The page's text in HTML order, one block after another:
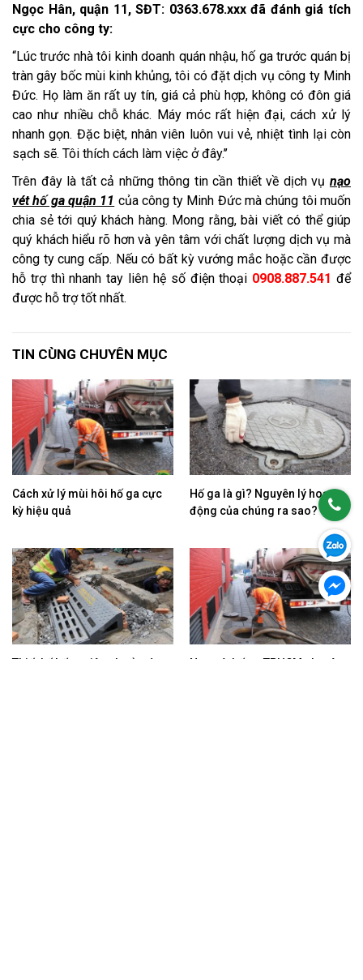
Ngọc Hân, quận 11, SĐT: 0363.678.xxx đã đánh giá tích
cực cho công ty:
“Lúc trước nhà tôi kinh doanh quán nhậu, hố ga trước quán bị
tràn gây bốc mùi kinh khủng, tôi có đặt dịch vụ công ty Minh
Đức. Họ làm ăn rất uy tín, giá cả phù hợp, không có đôn giá
cao như nhiều chỗ khác. Máy móc rất hiện đại, cách xử lý
nhanh gọn. Đặc biệt, nhân viên luôn vui vẻ, nhiệt tình lại còn
sạch sẽ. Tôi thích cách làm việc ở đây.’’
Trên đây là tất cả những thông tin cần thiết về dịch vụ nạo
vét hố ga quận 11 của công ty Minh Đức mà chúng tôi muốn
chia sẻ tới quý khách hàng. Mong rằng, bài viết có thể giúp
quý khách hiểu rõ hơn và yên tâm với chất lượng dịch vụ mà
công ty cung cấp. Nếu có bất kỳ vướng mắc hoặc cần được
hỗ trợ thì nhanh tay liên hệ số điện thoại 0908.887.541 để
được hỗ trợ tốt nhất.
TIN CÙNG CHUYÊN MỤC
Cách xử lý mùi hôi hố ga cực
kỳ hiệu quả
Hố ga là gì? Nguyên lý hoạt
động của chúng ra sao?
Thiết kế hố ga tiêu chuẩn và
Nạo vét hố ga TPHCM chuyên